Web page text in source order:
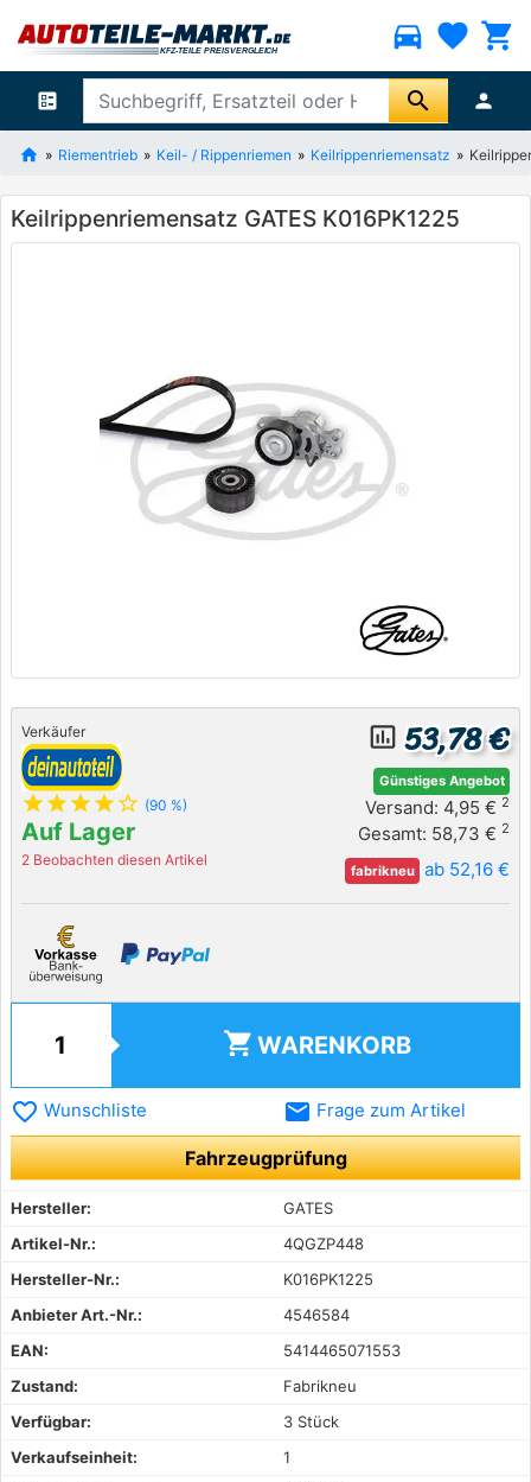
directions_car favorite shopping_cart
ballot search person
Riementrieb Keil- / Rippenriemen Keilrippenriemensatz
Keilrippenriemensatz GATES K016PK1225
Verkäufer
star star star star star_outline (90 %)
Auf Lager
2 Beobachten diesen Artikel
insert_chart_outlined 53,78 €
Günstiges Angebot
Versand: 4,95 € 2
Gesamt: 58,73 € 2
fabrikneu ab 52,16 €
shopping_cart WARENKORB
favorite_border Wunschliste email Frage zum Artikel
Fahrzeugprüfung
Hersteller:
GATES
Artikel-Nr.:
4QGZP448
Hersteller-Nr.:
K016PK1225
Anbieter Art.-Nr.:
4546584
EAN:
5414465071553
Zustand:
Fabrikneu
Verfügbar:
3 Stück
Verkaufseinheit:
1